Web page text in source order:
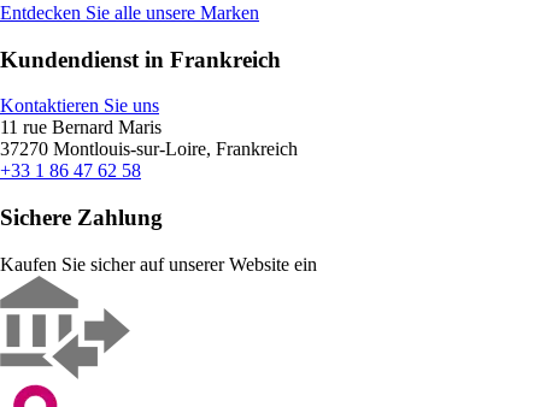
Entdecken Sie alle unsere Marken
Kundendienst in Frankreich
Kontaktieren Sie uns
11 rue Bernard Maris
37270 Montlouis-sur-Loire, Frankreich
+33 1 86 47 62 58
Sichere Zahlung
Kaufen Sie sicher auf unserer Website ein